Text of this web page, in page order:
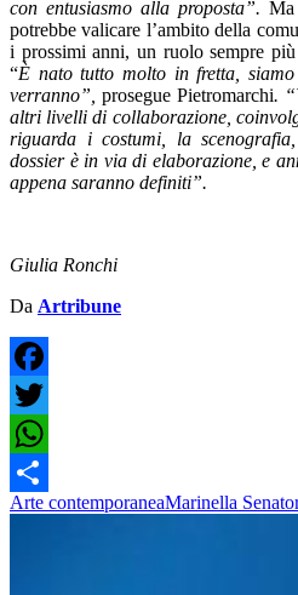
con entusiasmo alla proposta”.
potrebbe valicare l’ambito della
i prossimi anni, un ruolo sempre
“È nato tutto molto in fretta,
verranno”, prosegue Pietromarchi.
altri livelli di collaborazione,
riguarda i costumi, la
dossier è in via di elaborazione, e
appena saranno definiti”.
Giulia Ronchi
Da Artribune
Facebook
Twitter
WhatsApp
Condividi
Arte contemporaneaMarinella